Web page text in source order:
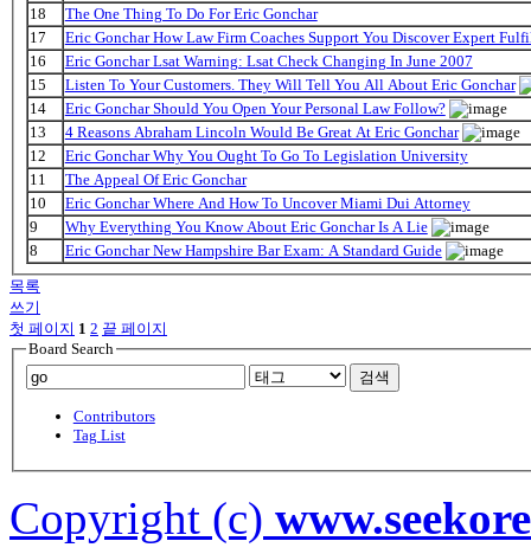
18
The One Thing To Do For Eric Gonchar
17
Eric Gonchar How Law Firm Coaches Support You Discover Expert
16
Eric Gonchar Lsat Warning: Lsat Check Changing In June 2007
15
Listen To Your Customers. They Will Tell You All About Eric Gonchar
14
Eric Gonchar Should You Open Your Personal Law Follow?
13
4 Reasons Abraham Lincoln Would Be Great At Eric Gonchar
12
Eric Gonchar Why You Ought To Go To Legislation University
11
The Appeal Of Eric Gonchar
10
Eric Gonchar Where And How To Uncover Miami Dui Attorney
9
Why Everything You Know About Eric Gonchar Is A Lie
8
Eric Gonchar New Hampshire Bar Exam: A Standard Guide
목록
쓰기
첫 페이지 1 2 끝 페이지
Board Search
검색
Contributors
Tag List
Copyright (c)